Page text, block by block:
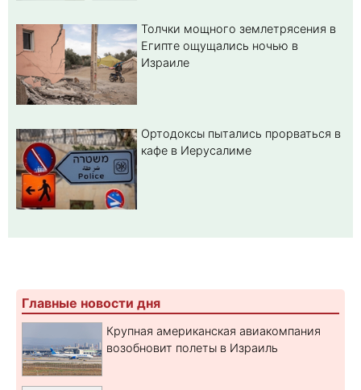
Толчки мощного землетрясения в
Египте ощущались ночью в
Израиле
Ортодоксы пытались прорваться в
кафе в Иерусалиме
Главные новости дня
Крупная американская авиакомпания
возобновит полеты в Израиль